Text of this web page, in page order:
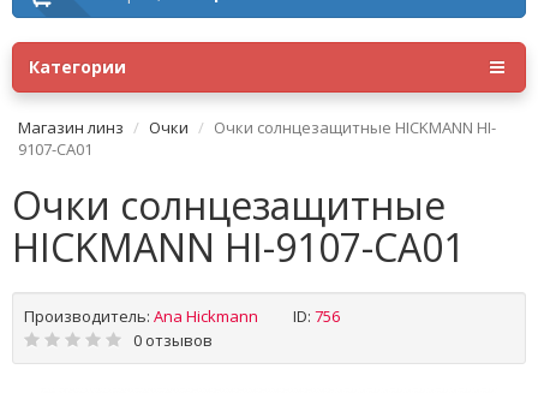
Категории
Магазин линз Очки
Очки солнцезащитные HICKMANN HI-
9107-CA01
Очки солнцезащитные
HICKMANN HI-9107-CA01
Производитель: Ana Hickmann ID: 756
0 отзывов